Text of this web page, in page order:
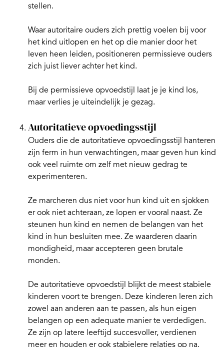
stellen.
Waar autoritaire ouders zich prettig voelen bij voor
het kind uitlopen en het op die manier door het
leven heen leiden, positioneren permissieve ouders
zich juist liever achter het kind.
Bij de permissieve opvoedstijl laat je je kind los,
maar verlies je uiteindelijk je gezag.
Autoritatieve opvoedingsstijl
Ouders die de autoritatieve opvoedingsstijl hanteren
zijn ferm in hun verwachtingen, maar geven hun kind
ook veel ruimte om zelf met nieuw gedrag te
experimenteren.
Ze marcheren dus niet voor hun kind uit en sjokken
er ook niet achteraan, ze lopen er vooral naast. Ze
steunen hun kind en nemen de belangen van het
kind in hun besluiten mee. Ze waarderen daarin
mondigheid, maar accepteren geen brutale
monden.
De autoritatieve opvoedstijl blijkt de meest stabiele
kinderen voort te brengen. Deze kinderen leren zich
zowel aan anderen aan te passen, als hun eigen
belangen op een adequate manier te verdedigen.
Ze zijn op latere leeftijd succesvoller, verdienen
meer en houden er ook stabielere relaties op na.